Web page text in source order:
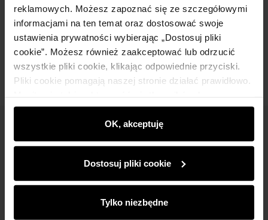
reklamowych. Możesz zapoznać się ze szczegółowymi
informacjami na ten temat oraz dostosować swoje
ustawienia prywatności wybierając „Dostosuj pliki
cookie”. Możesz również zaakceptować lub odrzucić
wszystkie pliki cookie, klikając odpowiednie przyciski.
Pliki cookie pomagają naszej stronie działać prawidłowo.
wyświetlać im dopasowane do ich preferencji treści,
rekomendacje oraz komunikaty reklamowe informujące o
najnowszych promocjach w e-sklepie. Informacje o tym,
partnerom społecznościowym, reklamowym i
analitycznym. Partnerzy mogą połączyć te informacje z
podczas korzystania z ich usług.
OK, akceptuję
Dostosuj pliki cookie
Tylko niezbędne
Opis produktu
Opinie